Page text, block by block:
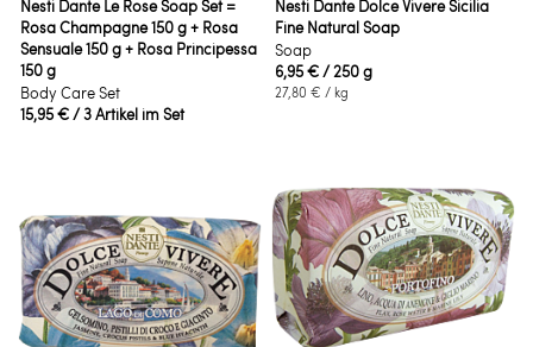
Nesti Dante Le Rose Soap Set =
Rosa Champagne 150 g + Rosa
Sensuale 150 g + Rosa Principessa
150 g
Body Care Set
15,95 €/ 3 Artikel im Set
Nesti Dante Dolce Vivere Sicilia
Fine Natural Soap
Soap
6,95 €/ 250 g
27,80 € / kg